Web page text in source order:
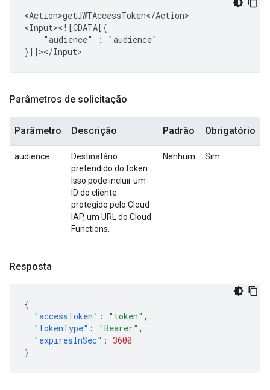
<Action>getJWTAccessToken</Action>
"audience"
:
"audience"
Parâmetros de solicitação
Parâmetro Descrição Padrão Obrigatório
audience
Destinatário
pretendido do token.
Isso pode incluir um
ID do cliente
protegido pelo Cloud
IAP, um URL do Cloud
Functions.
Nenhum Sim
Resposta
{
"accessToken" : "token" ,
"tokenType" : "Bearer" ,
"expiresInSec" : 3600
}